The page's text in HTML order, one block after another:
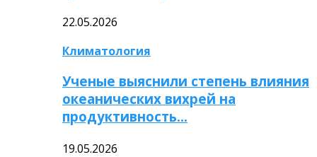
22.05.2026
Климатология
Ученые выяснили степень влияния
океанических вихрей на
продуктивность…
19.05.2026